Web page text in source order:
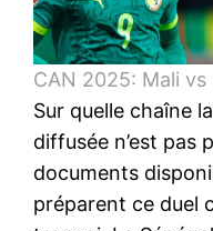
CAN 2025: Mali
Sur quelle chaîne
diffusée n’est pas
documents
préparent ce duel